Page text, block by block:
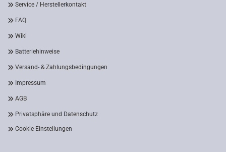
Service / Herstellerkontakt
FAQ
Wiki
Batteriehinweise
Versand- & Zahlungsbedingungen
Impressum
AGB
Privatsphäre und Datenschutz
Cookie Einstellungen